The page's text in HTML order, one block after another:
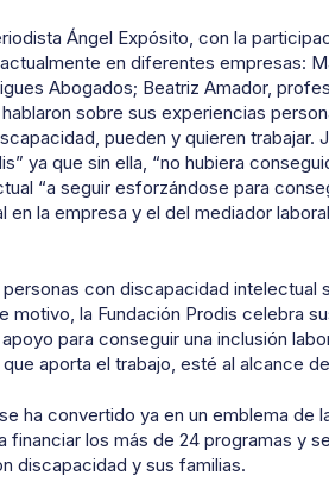
Ángel Expósito, con la
en diferentes empresas:
Abogados; Beatriz Amador,
sobre sus experiencias
pueden y quieren trabajar.
ya que sin ella, “no hubiera
“a seguir esforzándose para
en la empresa y el del mediador
con discapacidad intelectual
motivo, la Fundación Prodis celebra
para conseguir una inclusión
aporta el trabajo, esté al alcance
ha convertido ya en un emblema de
financiar los más de 24 programas y
discapacidad y sus familias.